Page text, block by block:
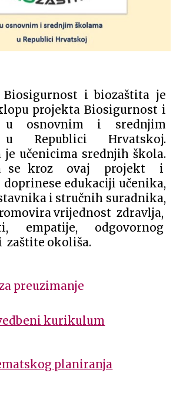
i biozaštita je
projekta Biosigurnost i
u osnovnim i srednjim
Republici Hrvatskoj.
je učenicima srednjih škola.
se kroz ovaj projekt i
edukaciji učenika,
i stručnih suradnika,
vrijednost zdravlja,
empatije, odgovornog
zaštite okoliša.
preuzimanje
kurikulum
planiranja